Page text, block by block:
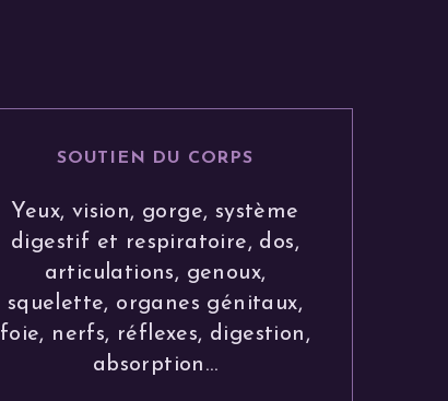
SOUTIEN DU CORPS
Yeux, vision, gorge, système
digestif et respiratoire, dos,
articulations, genoux,
squelette, organes génitaux,
foie, nerfs, réflexes, digestion,
absorption…